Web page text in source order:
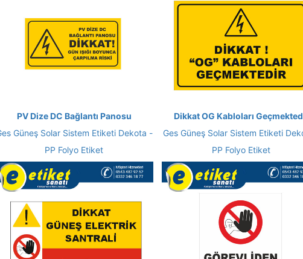
PV Dize DC Bağlantı Panosu
Güneş Solar Sistem Etiketi Dekota -
PP Folyo Etiket
Dikkat OG Kabloları
Ges Güneş Solar Sistem Etiketi
PP Folyo Etiket